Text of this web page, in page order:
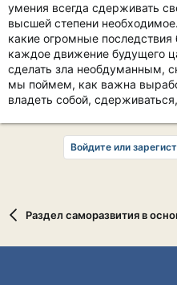
умения всегда сдерживать
высшей степени
какие огромные
каждое движение будущего
сделать зла необдуманным,
мы поймем, как важна
владеть собой,
Войдите или
Раздел саморазвития в